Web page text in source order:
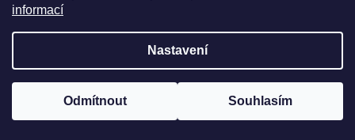
informací
Nastavení
Odmítnout Souhlasím
RAL 7034 (Šedožlutá)
RAL 7035 (Světle šedá)